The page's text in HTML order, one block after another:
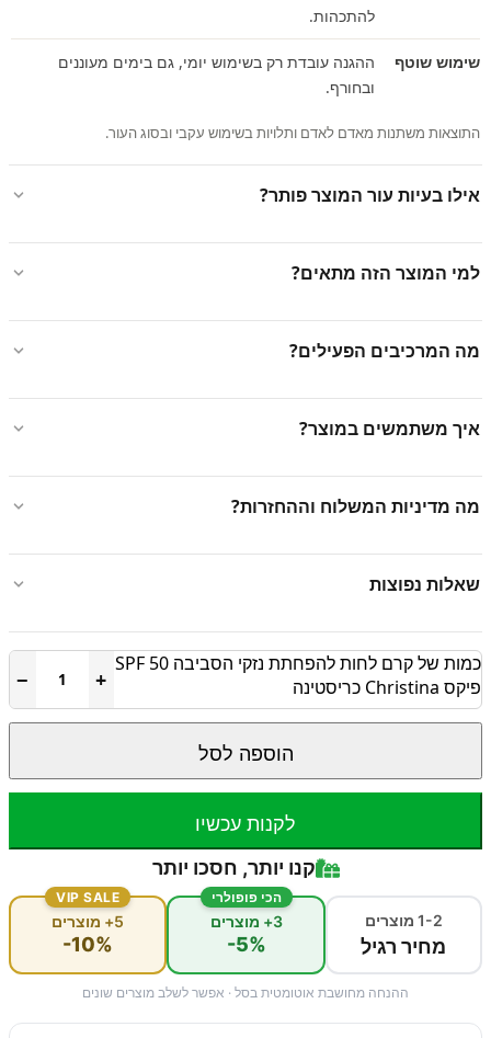
להתכהות.
שימוש שוטף
ההגנה עובדת רק בשימוש יומי, גם בימים מעוננים
ובחורף.
התוצאות משתנות מאדם לאדם ותלויות בשימוש עקבי ובסוג העור.
אילו בעיות עור המוצר פותר?
למי המוצר הזה מתאים?
מה המרכיבים הפעילים?
איך משתמשים במוצר?
מה מדיניות המשלוח וההחזרות?
שאלות נפוצות
כמות של קרם לחות להפחתת נזקי הסביבה SPF 50
פיקס Christina כריסטינה
+
−
הוספה לסל
לקנות עכשיו
קנו יותר, חסכו יותר
1-2 מוצרים
מחיר רגיל
הכי פופולרי
3+ מוצרים
-5%
VIP SALE
5+ מוצרים
-10%
ההנחה מחושבת אוטומטית בסל · אפשר לשלב מוצרים שונים